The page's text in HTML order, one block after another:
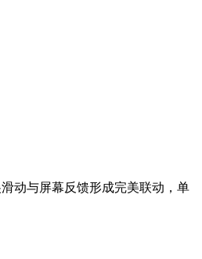
动与屏幕反馈形成完美联动，单